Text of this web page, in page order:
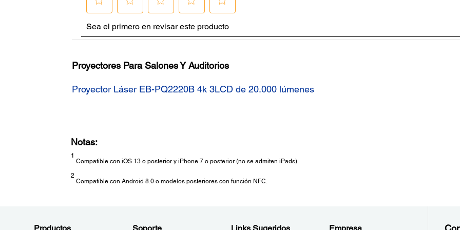
Proyectores Para Salones Y Auditorios
Proyector Láser EB-PQ2220B 4k 3LCD de 20.000 lúmenes
Notas:
1
Compatible con iOS 13 o posterior y iPhone 7 o posterior (no se admiten iPads).
2
Compatible con Android 8.0 o modelos posteriores con función NFC.